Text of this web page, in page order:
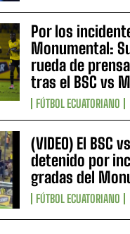
Por los
Monumental:
rueda de
tras el BSC vs
FÚTBOL ECUATORIANO
(VIDEO) El BSC
detenido por
gradas del
FÚTBOL ECUATORIANO